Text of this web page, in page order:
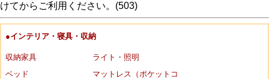
けてからご利用ください。(503)
●インテリア・寝具・収納
収納家具
ライト・照明
ベッド
マットレス（ポケットコ